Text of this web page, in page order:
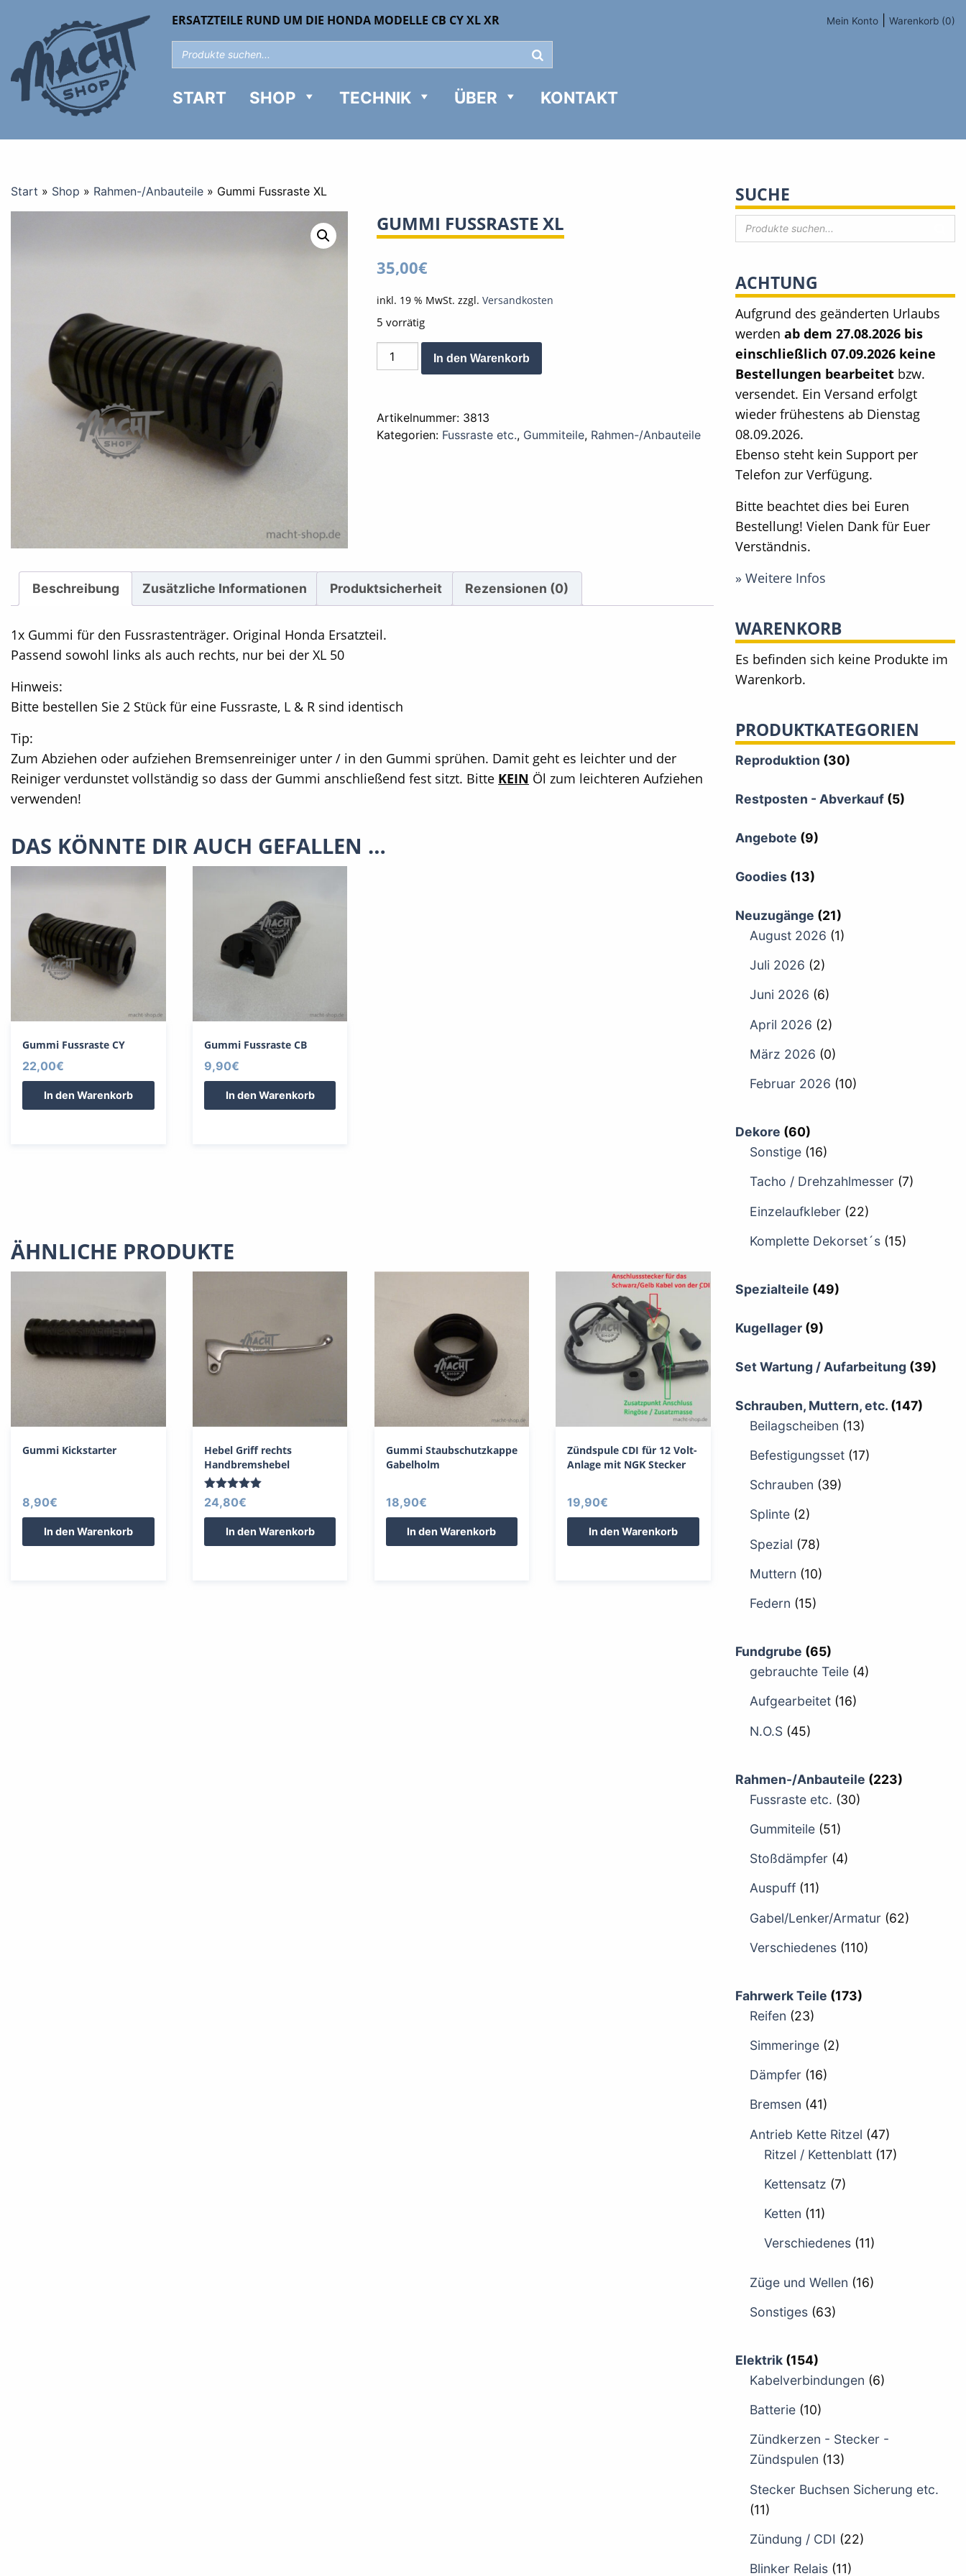
ERSATZTEILE RUND UM DIE HONDA MODELLE CB CY XL XR Mein Konto Warenkorb (0)
START SHOP TECHNIK ÜBER KONTAKT
Start » Shop » Rahmen-/Anbauteile » Gummi Fussraste XL
GUMMI FUSSRASTE XL
35,00€
inkl. 19 % MwSt. zzgl. Versandkosten
5 vorrätig
Gummi
Fussraste
In den Warenkorb
Artikelnummer: 3813
Kategorien: Fussraste etc., Gummiteile, Rahmen-/Anbauteile
Beschreibung Zusätzliche Informationen Produktsicherheit Rezensionen (0)
1x Gummi für den Fussrastenträger. Original Honda Ersatzteil.
Passend sowohl links als auch rechts, nur bei der XL 50
Hinweis:
Bitte bestellen Sie 2 Stück für eine Fussraste, L & R sind identisch
Tip:
Zum Abziehen oder aufziehen Bremsenreiniger unter / in den Gummi sprühen. Damit geht es leichter und der
Reiniger verdunstet vollständig so dass der Gummi anschließend fest sitzt. Bitte KEIN Öl zum leichteren Aufziehen
verwenden!
DAS KÖNNTE DIR AUCH GEFALLEN …
Gummi Fussraste CY
22,00€
In den Warenkorb
Gummi Fussraste CB
9,90€
In den Warenkorb
ÄHNLICHE PRODUKTE
Gummi Kickstarter
8,90€
In den Warenkorb
Hebel Griff rechts
Handbremshebel
Bewertet
mit
5.00
von 5
24,80€
In den Warenkorb
Gummi Staubschutzkappe
Gabelholm
18,90€
In den Warenkorb
Zündspule CDI für 12 Volt-
Anlage mit NGK Stecker
19,90€
In den Warenkorb
SUCHE
ACHTUNG
Aufgrund des geänderten Urlaubs
werden ab dem 27.08.2026 bis
einschließlich 07.09.2026 keine
Bestellungen bearbeitet bzw.
versendet. Ein Versand erfolgt
wieder frühestens ab Dienstag
08.09.2026.
Ebenso steht kein Support per
Telefon zur Verfügung.
Bitte beachtet dies bei Euren
Bestellung! Vielen Dank für Euer
Verständnis.
» Weitere Infos
WARENKORB
Es befinden sich keine Produkte im
Warenkorb.
PRODUKTKATEGORIEN
Reproduktion (30)
Restposten - Abverkauf (5)
Angebote (9)
Goodies (13)
Neuzugänge (21)
August 2026 (1)
Juli 2026 (2)
Juni 2026 (6)
April 2026 (2)
März 2026 (0)
Februar 2026 (10)
Dekore (60)
Sonstige (16)
Tacho / Drehzahlmesser (7)
Einzelaufkleber (22)
Komplette Dekorset´s (15)
Spezialteile (49)
Kugellager (9)
Set Wartung / Aufarbeitung (39)
Schrauben, Muttern, etc. (147)
Beilagscheiben (13)
Befestigungsset (17)
Schrauben (39)
Splinte (2)
Spezial (78)
Muttern (10)
Federn (15)
Fundgrube (65)
gebrauchte Teile (4)
Aufgearbeitet (16)
N.O.S (45)
Rahmen-/Anbauteile (223)
Fussraste etc. (30)
Gummiteile (51)
Stoßdämpfer (4)
Auspuff (11)
Gabel/Lenker/Armatur (62)
Verschiedenes (110)
Fahrwerk Teile (173)
Reifen (23)
Simmeringe (2)
Dämpfer (16)
Bremsen (41)
Antrieb Kette Ritzel (47)
Ritzel / Kettenblatt (17)
Kettensatz (7)
Ketten (11)
Verschiedenes (11)
Züge und Wellen (16)
Sonstiges (63)
Elektrik (154)
Kabelverbindungen (6)
Batterie (10)
Zündkerzen - Stecker -
Zündspulen (13)
Stecker Buchsen Sicherung etc.
(11)
Zündung / CDI (22)
Blinker Relais (11)